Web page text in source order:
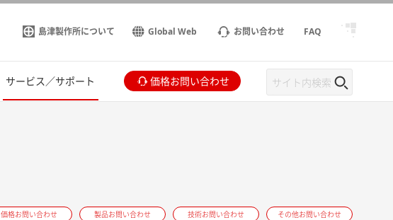
島津製作所について Global Web お問い合わせ FAQ
サービス／サポート 価格お問い合わせ
価格お問い合わせ 製品お問い合わせ 技術お問い合わせ その他お問い合わせ